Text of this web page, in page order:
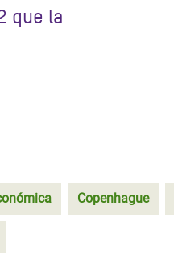
que la
Copenhague